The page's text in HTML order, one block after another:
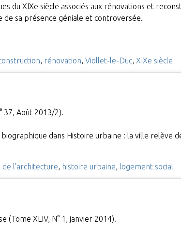
du XIXe siècle associés aux rénovations et
sa présence géniale et controversée.
, rénovation, Viollet-le-Duc, XIXe siècle
37, Août 2013/2).
dans Histoire urbaine : la ville relève
de l'architecture, histoire urbaine, logement social
(Tome XLIV, N° 1, janvier 2014).